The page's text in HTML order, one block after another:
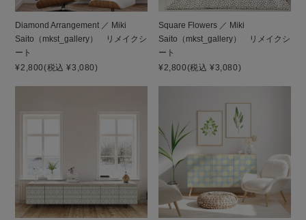
Diamond Arrangement ／ Miki
Saito（mkst_gallery） リメイクシ
ート
¥2,800(税込 ¥3,080)
Square Flowers ／ Miki
Saito（mkst_gallery） リメイクシ
ート
¥2,800(税込 ¥3,080)